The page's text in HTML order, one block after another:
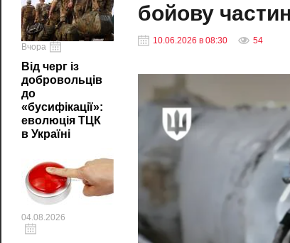
Вчора
Від черг із
добровольців
до
«бусифікації»:
еволюція ТЦК
в Україні
04.08.2026
бойову
10.06.2026 в 08:30 54